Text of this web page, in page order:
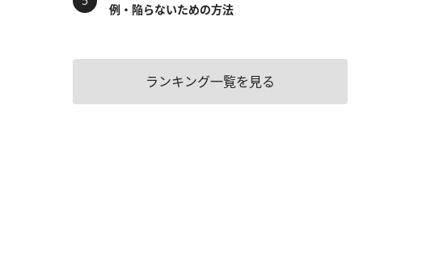
例・陥らないための方法
ランキング一覧を見る